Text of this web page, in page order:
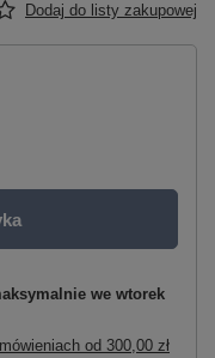
Dodaj do listy zakupowej
we wtorek
od 300,00 zł